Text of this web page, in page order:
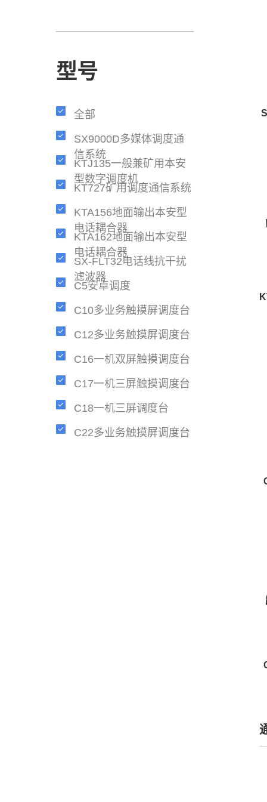
型号
全部
SX9000D多媒体调度通
信系统
KTJ135一般兼矿用本安
型数字调度机
KT727矿用调度通信系统
KTA156地面输出本安型
电话耦合器
KTA162地面输出本安型
电话耦合器
SX-FLT32电话线抗干扰
滤波器
C5安卓调度
C10多业务触摸屏调度台
C12多业务触摸屏调度台
C16一机双屏触摸调度台
C17一机三屏触摸调度台
C18一机三屏调度台
C22多业务触摸屏调度台